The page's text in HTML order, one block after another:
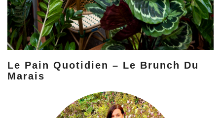
Le Pain Quotidien – Le Brunch Du
Marais